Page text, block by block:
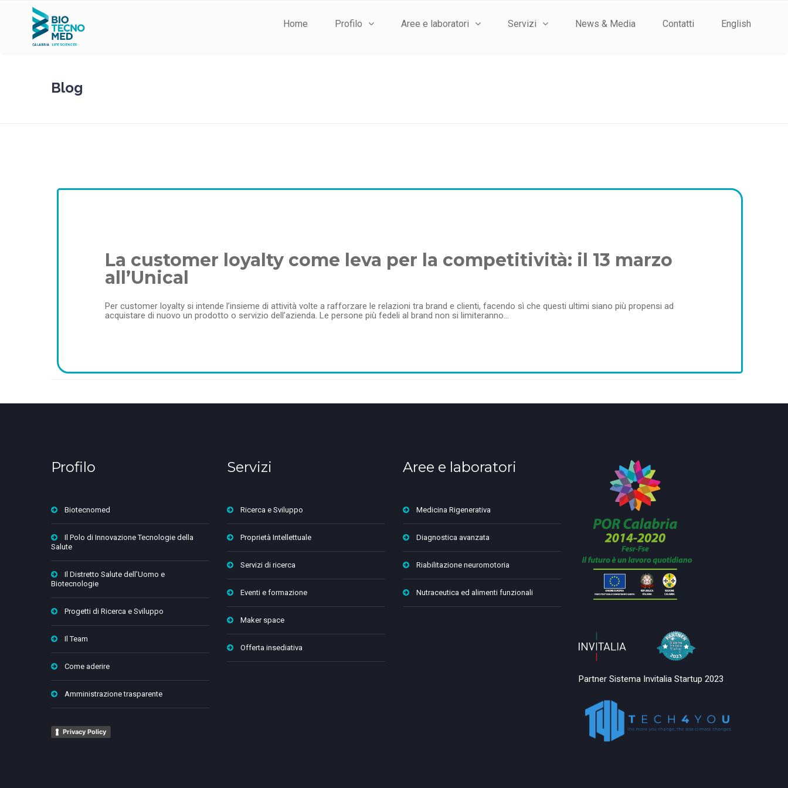
Home Profilo Aree e laboratori Servizi News & Media Contatti English
Blog
La customer loyalty come leva per la competitività: il 13 marzo
all’Unical
Per customer loyalty si intende l’insieme di attività volte a rafforzare le relazioni tra brand e clienti, facendo sì che questi ultimi siano più propensi ad
acquistare di nuovo un prodotto o servizio dell’azienda. Le persone più fedeli al brand non si limiteranno…
Profilo
Biotecnomed
Il Polo di Innovazione Tecnologie della
Salute
Il Distretto Salute dell’Uomo e
Biotecnologie
Progetti di Ricerca e Sviluppo
Il Team
Come aderire
Amministrazione trasparente
Privacy Policy
Servizi
Ricerca e Sviluppo
Proprietà Intellettuale
Servizi di ricerca
Eventi e formazione
Maker space
Offerta insediativa
Aree e laboratori
Medicina Rigenerativa
Diagnostica avanzata
Riabilitazione neuromotoria
Nutraceutica ed alimenti funzionali
Partner Sistema Invitalia Startup 2023